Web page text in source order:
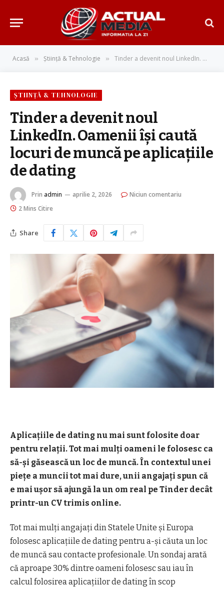
Acasă » Știință & Tehnologie » Tinder a devenit noul LinkedIn. Oamenii își caută locuri de muncă pe aplicațiile de dating
ȘTIINȚĂ & TEHNOLOGIE
Tinder a devenit noul
LinkedIn. Oamenii își caută
locuri de muncă pe aplicațiile
de dating
Prin admin aprilie 2, 2026
Niciun comentariu
2 Mins Citire
Share
Aplicațiile de dating nu mai sunt folosite doar
pentru relații. Tot mai mulți oameni le folosesc ca
să-și găsească un loc de muncă. În contextul unei
piețe a muncii tot mai dure, unii angajați spun că
e mai ușor să ajungă la un om real pe Tinder decât
printr-un CV trimis online.
Tot mai mulți angajați din Statele Unite și Europa
folosesc aplicațiile de dating pentru a-și căuta un loc
de muncă sau contacte profesionale. Un sondaj arată
că aproape 30% dintre oameni folosesc sau iau în
calcul folosirea aplicațiilor de dating în scop